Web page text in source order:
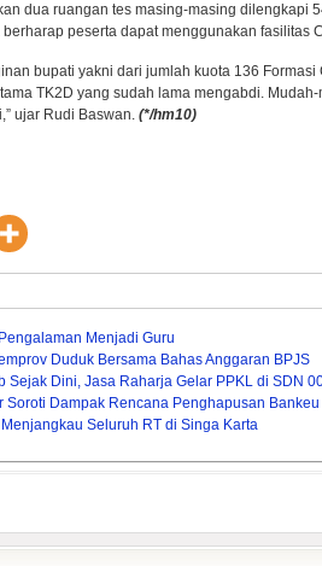
dua ruangan tes masing-masing dilengkapi
peserta dapat menggunakan fasilitas
bupati yakni dari jumlah kuota 136
TK2D yang sudah lama mengabdi.
ujar Rudi Baswan. (*/hm10)
Menjadi Guru
Duduk Bersama Bahas Anggaran BPJS
Sejak Dini, Jasa Raharja Gelar PPKL di SDN
Soroti Dampak Rencana Penghapusan
Seluruh RT di Singa Karta